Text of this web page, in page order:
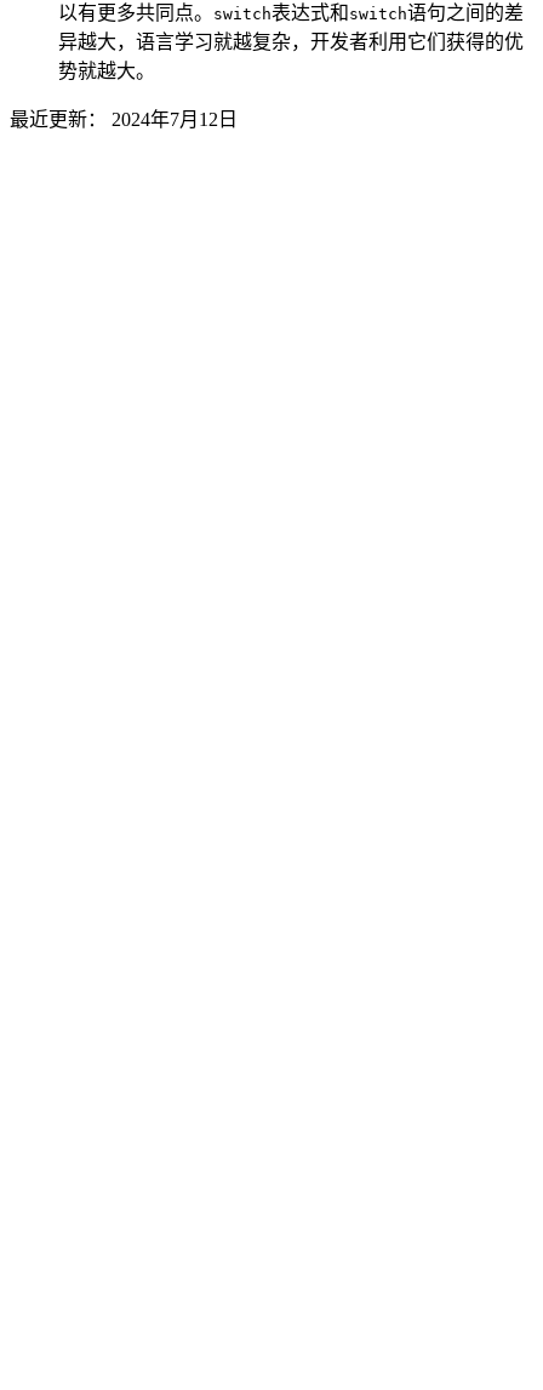
以有更多共同点。
switch表达式和 switch语句之间的差
异越大，语言学习就越复杂，开发者利用它们获得的优
势就越大。
最近更新： 2024年7月12日